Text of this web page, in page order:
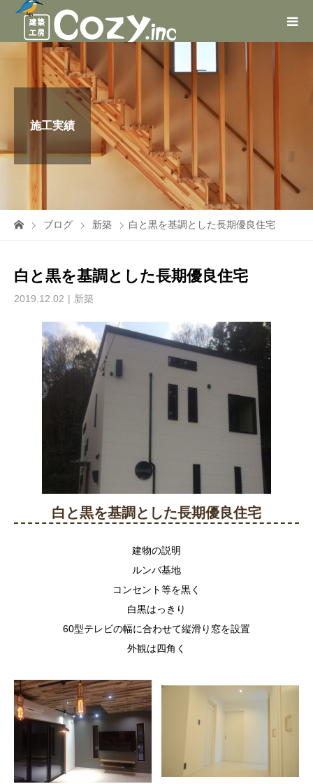
施工実績
ブログ 新築 白と黒を基調とした長期優良住宅
白と黒を基調とした長期優良住宅
2019.12.02 新築
白と黒を基調とした長期優良住宅
建物の説明
ルンバ基地
コンセント等を黒く
白黒はっきり
60型テレビの幅に合わせて縦滑り窓を設置
外観は四角く